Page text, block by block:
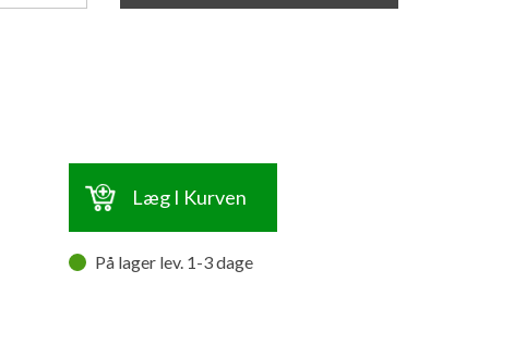
Læg I Kurven
På lager lev. 1-3 dage